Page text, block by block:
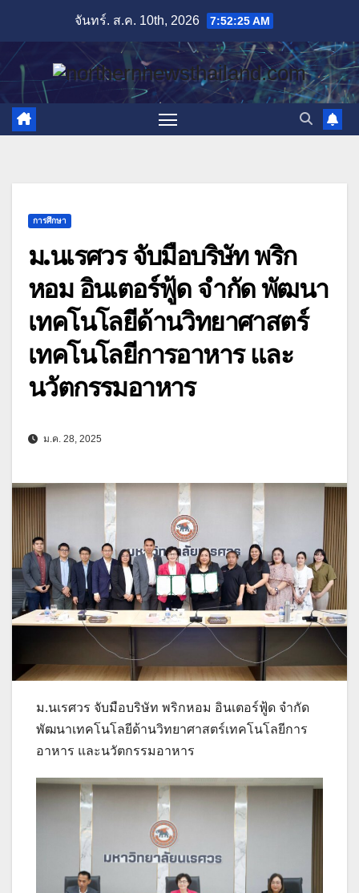
content
จันทร์. ส.ค. 10th, 2026 7:52:26 AM
การศึกษา
ม.นเรศวร จับมือบริษัท พริก
หอม อินเตอร์ฟู้ด จำกัด พัฒนา
เทคโนโลยีด้านวิทยาศาสตร์
เทคโนโลยีการอาหาร และ
นวัตกรรมอาหาร
ม.ค. 28, 2025
ม.นเรศวร จับมือบริษัท พริกหอม อินเตอร์ฟู้ด จำกัด
พัฒนาเทคโนโลยีด้านวิทยาศาสตร์เทคโนโลยีการ
อาหาร และนวัตกรรมอาหาร